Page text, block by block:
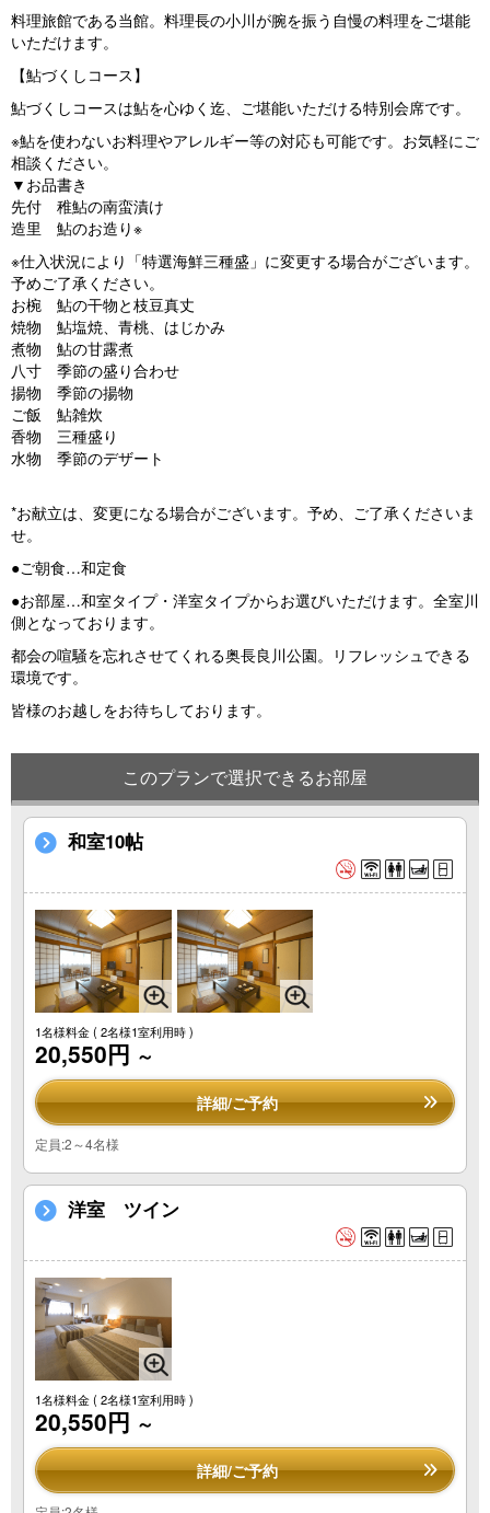
料理旅館である当館。料理長の小川が腕を振う自慢の料理をご堪能
いただけます。
【鮎づくしコース】
鮎づくしコースは鮎を心ゆく迄、ご堪能いただける特別会席です。
※鮎を使わないお料理やアレルギー等の対応も可能です。お気軽にご
相談ください。
▼お品書き
先付 稚鮎の南蛮漬け
造里 鮎のお造り※
※仕入状況により「特選海鮮三種盛」に変更する場合がございます。
予めご了承ください。
お椀 鮎の干物と枝豆真丈
焼物 鮎塩焼、青桃、はじかみ
煮物 鮎の甘露煮
八寸 季節の盛り合わせ
揚物 季節の揚物
ご飯 鮎雑炊
香物 三種盛り
水物 季節のデザート
*お献立は、変更になる場合がございます。予め、ご了承くださいま
せ。
●ご朝食…和定食
●お部屋…和室タイプ・洋室タイプからお選びいただけます。全室川
側となっております。
都会の喧騒を忘れさせてくれる奥長良川公園。リフレッシュできる
環境です。
皆様のお越しをお待ちしております。
このプランで選択できるお部屋
和室10帖
1名様料金( 2名様1室利用時 )
20,550円 ～
詳細/ご予約
定員:2～4名様
洋室 ツイン
1名様料金( 2名様1室利用時 )
20,550円 ～
詳細/ご予約